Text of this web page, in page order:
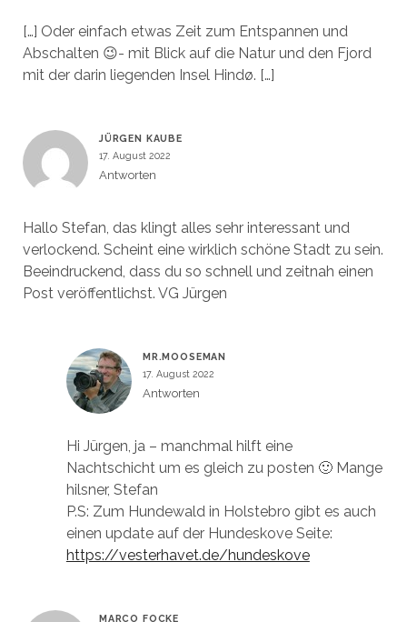
[…] Oder einfach etwas Zeit zum Entspannen und
Abschalten 😉- mit Blick auf die Natur und den Fjord
mit der darin liegenden Insel Hindø. […]
JÜRGEN KAUBE
17. August 2022
Antworten
Hallo Stefan, das klingt alles sehr interessant und
verlockend. Scheint eine wirklich schöne Stadt zu sein.
Beeindruckend, dass du so schnell und zeitnah einen
Post veröffentlichst. VG Jürgen
MR.MOOSEMAN
17. August 2022
Antworten
Hi Jürgen, ja – manchmal hilft eine
Nachtschicht um es gleich zu posten 🙂 Mange
hilsner, Stefan
P.S: Zum Hundewald in Holstebro gibt es auch
einen update auf der Hundeskove Seite:
https://vesterhavet.de/hundeskove
MARCO FOCKE